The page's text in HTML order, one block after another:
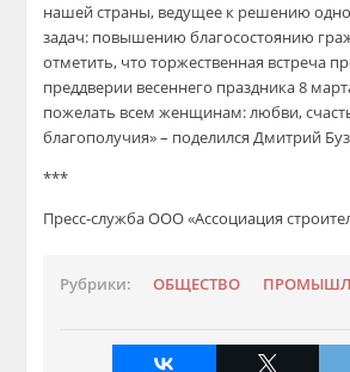
нашей страны, ведущее к решению
задач: повышению благосостоянию
отметить, что торжественная встреча
преддверии весеннего праздника 8
пожелать всем женщинам: любви,
благополучия» – поделился Дмитрий
***
Пресс-служба ООО «Ассоциация
Рубрики: ОБЩЕСТВО